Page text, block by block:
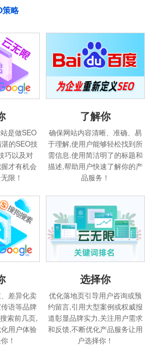
策略
是做SEO
的SEO技
巧以及对
才有机会
限！
了解你
确保网站内容清晰、准确、易
于理解,使用户能够轻松找到所
需信息.使用简洁明了的标题和
描述,帮助用户快速了解你的产
品服务！
差异化卖
语等品牌
索前几页,
用户体验
！
选择你
优化落地页引导用户咨询或预
约留言,引用大型案例或权威报
道彰显品牌实力,关注用户需求
和反馈,不断优化产品服务让用
户选择你！